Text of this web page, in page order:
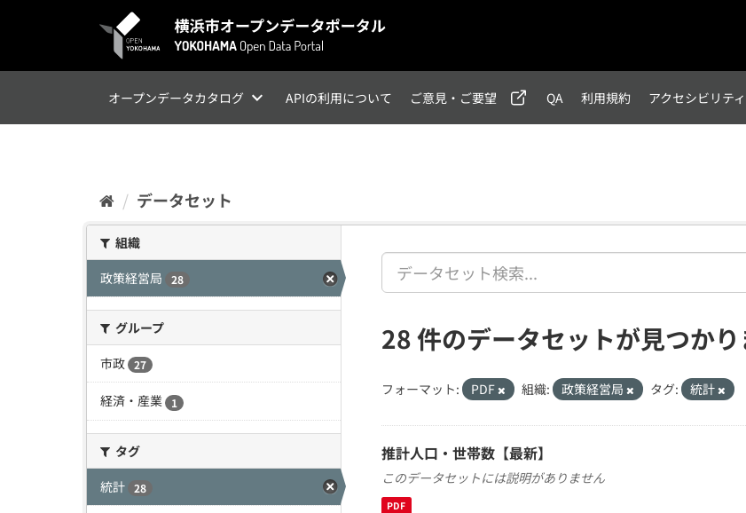
オープンデータカタログ APIの利用について ご意見・ご要望 QA 利用規約 アクセシビリテ
データセット
組織
政策経営局
28
グループ
市政 27
経済・産業 1
タグ
統計 28
28 件のデータセットが見つか
フォーマット: PDF 組織: 政策経営局 タグ: 統計
推計人口・世帯数【最新】
このデータセットには説明がありません
PDF